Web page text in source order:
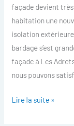
façade devient
habitation une
isolation
bardage s’est
façade à Les
nous pouvons
de-
l
Esterel
Lire la suite »